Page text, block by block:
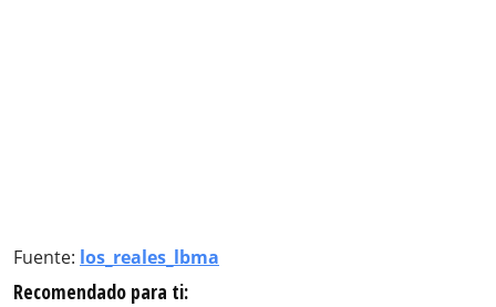
Fuente: los_reales_lbma
Recomendado para ti: